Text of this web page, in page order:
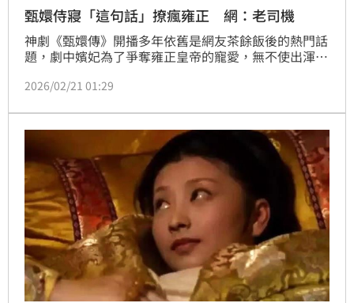
甄嬛侍寢「這句話」撩瘋雍正 網：老司機
神劇《甄嬛傳》開播多年依舊是網友茶餘飯後的熱門話
題，劇中嬪妃為了爭奪雍正皇帝的寵愛，無不使出渾身
出眾的一位，為何能穩坐「寵妃」寶座？其實資深影迷
相，更關鍵的是她在侍寢時展現出超越常人的「老司
機」手段，精準拿捏帝王心。（記者唐家興）
2026/02/21 01:29